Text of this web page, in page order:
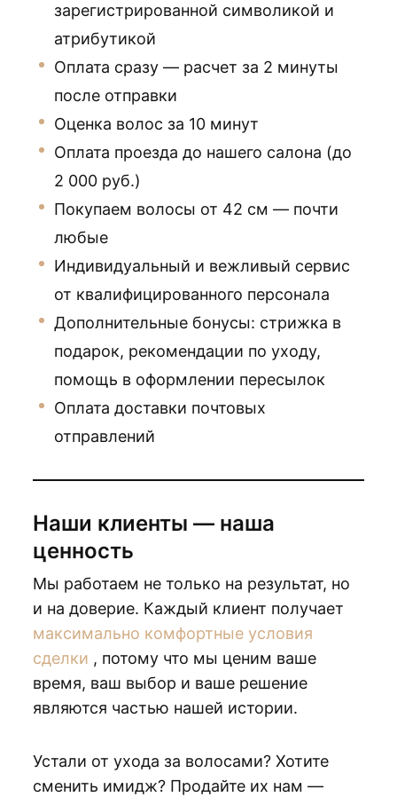
зарегистрированной символикой и
атрибутикой
Оплата сразу — расчет за 2 минуты
после отправки
Оценка волос за 10 минут
Оплата проезда до нашего салона (до
2 000 руб.)
Покупаем волосы от 42 см — почти
любые
Индивидуальный и вежливый сервис
от квалифицированного персонала
Дополнительные бонусы: стрижка в
подарок, рекомендации по уходу,
помощь в оформлении пересылок
Оплата доставки почтовых
отправлений
Наши клиенты — наша
ценность
Мы работаем не только на результат, но
и на доверие. Каждый клиент получает
максимально комфортные условия
сделки , потому что мы ценим ваше
время, ваш выбор и ваше решение
являются частью нашей истории.
Устали от ухода за волосами? Хотите
сменить имидж? Продайте их нам —